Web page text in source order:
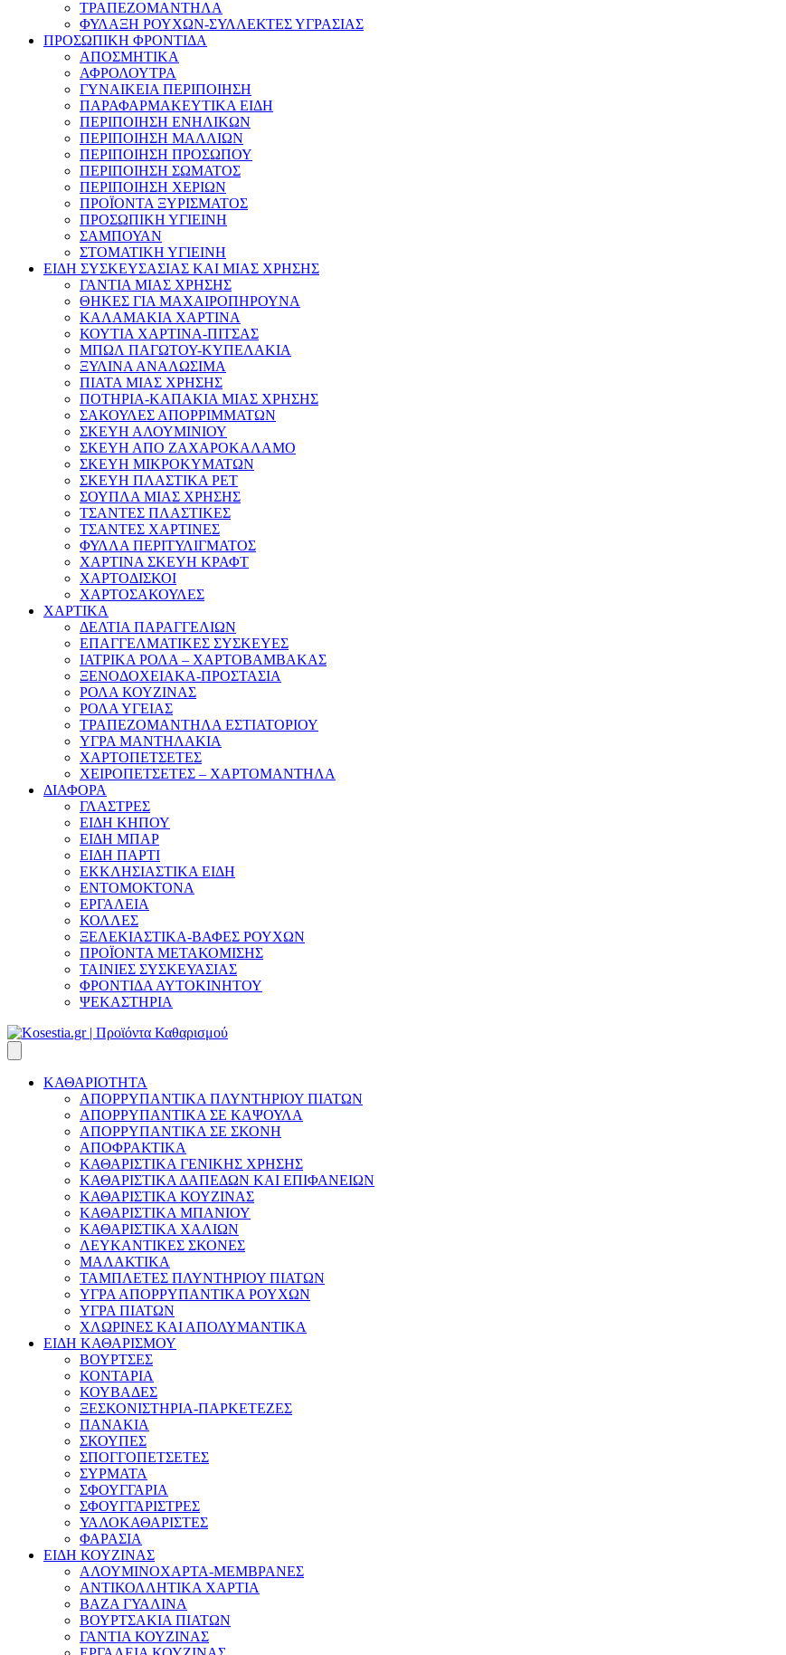
ΤΡΑΠΕΖΟΜΑΝΤΗΛΑ
ΦΥΛΑΞΗ ΡΟΥΧΩΝ-ΣΥΛΛΕΚΤΕΣ ΥΓΡΑΣΙΑΣ
ΠΡΟΣΩΠΙΚΗ ΦΡΟΝΤΙΔΑ
ΑΠΟΣΜΗΤΙΚΑ
ΑΦΡΟΛΟΥΤΡΑ
ΓΥΝΑΙΚΕΙΑ ΠΕΡΙΠΟΙΗΣΗ
ΠΑΡΑΦΑΡΜΑΚΕΥΤΙΚΑ ΕΙΔΗ
ΠΕΡΙΠΟΙΗΣΗ ΕΝΗΛΙΚΩΝ
ΠΕΡΙΠΟΙΗΣΗ ΜΑΛΛΙΩΝ
ΠΕΡΙΠΟΙΗΣΗ ΠΡΟΣΩΠΟΥ
ΠΕΡΙΠΟΙΗΣΗ ΣΩΜΑΤΟΣ
ΠΕΡΙΠΟΙΗΣΗ ΧΕΡΙΩΝ
ΠΡΟΪΟΝΤΑ ΞΥΡΙΣΜΑΤΟΣ
ΠΡΟΣΩΠΙΚΗ ΥΓΙΕΙΝΗ
ΣΑΜΠΟΥΑΝ
ΣΤΟΜΑΤΙΚΗ ΥΓΙΕΙΝΗ
ΕΙΔΗ ΣΥΣΚΕΥΣΑΣΙΑΣ ΚΑΙ ΜΙΑΣ ΧΡΗΣΗΣ
ΓΑΝΤΙΑ ΜΙΑΣ ΧΡΗΣΗΣ
ΘΗΚΕΣ ΓΙΑ ΜΑΧΑΙΡΟΠΗΡΟΥΝΑ
ΚΑΛΑΜΑΚΙΑ ΧΑΡΤΙΝΑ
ΚΟΥΤΙΑ ΧΑΡΤΙΝΑ-ΠΙΤΣΑΣ
ΜΠΩΛ ΠΑΓΩΤΟΥ-ΚΥΠΕΛΑΚΙΑ
ΞΥΛΙΝΑ ΑΝΑΛΩΣΙΜΑ
ΠΙΑΤΑ ΜΙΑΣ ΧΡΗΣΗΣ
ΠΟΤΗΡΙΑ-ΚΑΠΑΚΙΑ ΜΙΑΣ ΧΡΗΣΗΣ
ΣΑΚΟΥΛΕΣ ΑΠΟΡΡΙΜΜΑΤΩΝ
ΣΚΕΥΗ ΑΛΟΥΜΙΝΙΟΥ
ΣΚΕΥΗ ΑΠΟ ΖΑΧΑΡΟΚΑΛΑΜΟ
ΣΚΕΥΗ ΜΙΚΡΟΚΥΜΑΤΩΝ
ΣΚΕΥΗ ΠΛΑΣΤΙΚΑ PET
ΣΟΥΠΛΑ ΜΙΑΣ ΧΡΗΣΗΣ
ΤΣΑΝΤΕΣ ΠΛΑΣΤΙΚΕΣ
ΤΣΑΝΤΕΣ ΧΑΡΤΙΝΕΣ
ΦΥΛΛΑ ΠΕΡΙΤΥΛΙΓΜΑΤΟΣ
ΧΑΡΤΙΝΑ ΣΚΕΥΗ ΚΡΑΦΤ
ΧΑΡΤΟΔΙΣΚΟΙ
ΧΑΡΤΟΣΑΚΟΥΛΕΣ
ΧΑΡΤΙΚΑ
ΔΕΛΤΙΑ ΠΑΡΑΓΓΕΛΙΩΝ
ΕΠΑΓΓΕΛΜΑΤΙΚΕΣ ΣΥΣΚΕΥΕΣ
ΙΑΤΡΙΚΑ ΡΟΛΑ – ΧΑΡΤΟΒΑΜΒΑΚΑΣ
ΞΕΝΟΔΟΧΕΙΑΚΑ-ΠΡΟΣΤΑΣΙΑ
ΡΟΛΑ ΚΟΥΖΙΝΑΣ
ΡΟΛΑ ΥΓΕΙΑΣ
ΤΡΑΠΕΖΟΜΑΝΤΗΛΑ ΕΣΤΙΑΤΟΡΙΟΥ
ΥΓΡΑ ΜΑΝΤΗΛΑΚΙΑ
ΧΑΡΤΟΠΕΤΣΕΤΕΣ
ΧΕΙΡΟΠΕΤΣΕΤΕΣ – ΧΑΡΤΟΜΑΝΤΗΛΑ
ΔΙΑΦΟΡΑ
ΓΛΑΣΤΡΕΣ
ΕΙΔΗ ΚΗΠΟΥ
ΕΙΔΗ ΜΠΑΡ
ΕΙΔΗ ΠΑΡΤΙ
ΕΚΚΛΗΣΙΑΣΤΙΚΑ ΕΙΔΗ
ΕΝΤΟΜΟΚΤΟΝΑ
ΕΡΓΑΛΕΙΑ
ΚΟΛΛΕΣ
ΞΕΛΕΚΙΑΣΤΙΚΑ-ΒΑΦΕΣ ΡΟΥΧΩΝ
ΠΡΟΪΟΝΤΑ ΜΕΤΑΚΟΜΙΣΗΣ
ΤΑΙΝΙΕΣ ΣΥΣΚΕΥΑΣΙΑΣ
ΦΡΟΝΤΙΔΑ ΑΥΤΟΚΙΝΗΤΟΥ
ΨΕΚΑΣΤΗΡΙΑ
ΚΑΘΑΡΙΟΤΗΤΑ
ΑΠΟΡΡΥΠΑΝΤΙΚΑ ΠΛΥΝΤΗΡΙΟΥ ΠΙΑΤΩΝ
ΑΠΟΡΡΥΠΑΝΤΙΚΑ ΣΕ ΚΑΨΟΥΛΑ
ΑΠΟΡΡΥΠΑΝΤΙΚΑ ΣΕ ΣΚΟΝΗ
ΑΠΟΦΡΑΚΤΙΚΑ
ΚΑΘΑΡΙΣΤΙΚΑ ΓΕΝΙΚΗΣ ΧΡΗΣΗΣ
ΚΑΘΑΡΙΣΤΙΚΑ ΔΑΠΕΔΩΝ ΚΑΙ ΕΠΙΦΑΝΕΙΩΝ
ΚΑΘΑΡΙΣΤΙΚΑ ΚΟΥΖΙΝΑΣ
ΚΑΘΑΡΙΣΤΙΚΑ ΜΠΑΝΙΟΥ
ΚΑΘΑΡΙΣΤΙΚΑ ΧΑΛΙΩΝ
ΛΕΥΚΑΝΤΙΚΕΣ ΣΚΟΝΕΣ
ΜΑΛΑΚΤΙΚΑ
ΤΑΜΠΛΕΤΕΣ ΠΛΥΝΤΗΡΙΟΥ ΠΙΑΤΩΝ
ΥΓΡΑ ΑΠΟΡΡΥΠΑΝΤΙΚΑ ΡΟΥΧΩΝ
ΥΓΡΑ ΠΙΑΤΩΝ
ΧΛΩΡΙΝΕΣ ΚΑΙ ΑΠΟΛΥΜΑΝΤΙΚΑ
ΕΙΔΗ ΚΑΘΑΡΙΣΜΟΥ
ΒΟΥΡΤΣΕΣ
ΚΟΝΤΑΡΙΑ
ΚΟΥΒΑΔΕΣ
ΞΕΣΚΟΝΙΣΤΗΡΙΑ-ΠΑΡΚΕΤΕΖΕΣ
ΠΑΝΑΚΙΑ
ΣΚΟΥΠΕΣ
ΣΠΟΓΓΟΠΕΤΣΕΤΕΣ
ΣΥΡΜΑΤΑ
ΣΦΟΥΓΓΑΡΙΑ
ΣΦΟΥΓΓΑΡΙΣΤΡΕΣ
ΥΑΛΟΚΑΘΑΡΙΣΤΕΣ
ΦΑΡΑΣΙΑ
ΕΙΔΗ ΚΟΥΖΙΝΑΣ
ΑΛΟΥΜΙΝΟΧΑΡΤΑ-ΜΕΜΒΡΑΝΕΣ
ΑΝΤΙΚΟΛΛΗΤΙΚΑ ΧΑΡΤΙΑ
ΒΑΖΑ ΓΥΑΛΙΝΑ
ΒΟΥΡΤΣΑΚΙΑ ΠΙΑΤΩΝ
ΓΑΝΤΙΑ ΚΟΥΖΙΝΑΣ